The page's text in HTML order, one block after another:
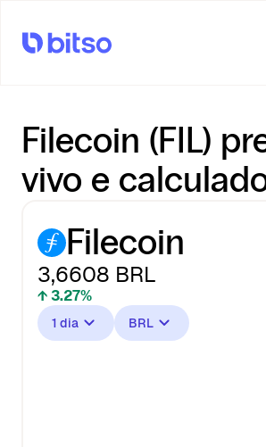
Filecoin (FIL)
vivo e
Filecoin
3,6608 BRL
↑ 3.27%
1 dia BRL